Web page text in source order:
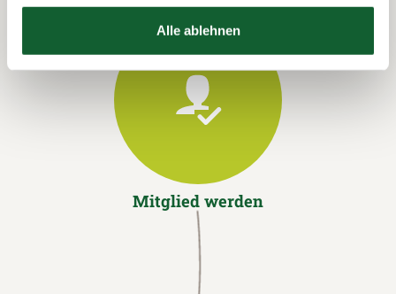
Alle ablehnen
Mitglied werden